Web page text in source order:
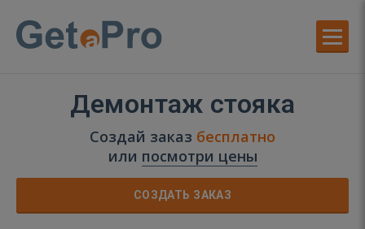
Демонтаж стояка
Создай заказ бесплатно
или посмотри цены
СОЗДАТЬ ЗАКАЗ